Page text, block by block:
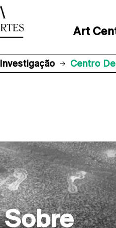
Art
Investigação Centro
Sobre